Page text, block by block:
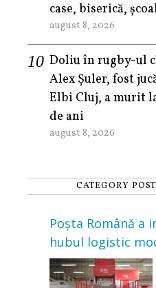
case, biserică,
august 8, 2026
Doliu în rugby-ul
Alex Șuler, fost
Elbi Cluj, a murit
de ani
august 8, 2026
CATEGORY
Poșta Română a
hubul logistic
din Cluj-Napoca.
de 3 milioane de